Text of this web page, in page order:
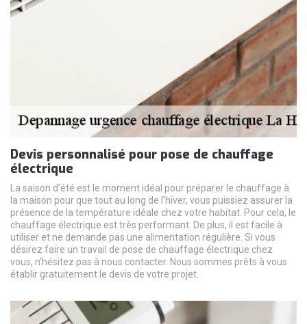
Devis personnalisé pour pose de chauffage
électrique
La saison d’été est le moment idéal pour préparer le chauffage à
la maison pour que tout au long de l’hiver, vous puissiez assurer la
présence de la température idéale chez votre habitat. Pour cela, le
chauffage électrique est très performant. De plus, il est facile à
utiliser et ne demande pas une alimentation régulière. Si vous
désirez faire un travail de pose de chauffage électrique chez
vous, n’hésitez pas à nous contacter. Nous sommes prêts à vous
établir gratuitement le devis de votre projet.